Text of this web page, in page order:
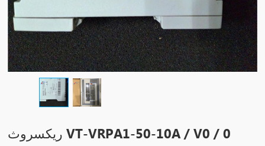
ريكسروث VT-VRPA1-50-10A / V0 / 0